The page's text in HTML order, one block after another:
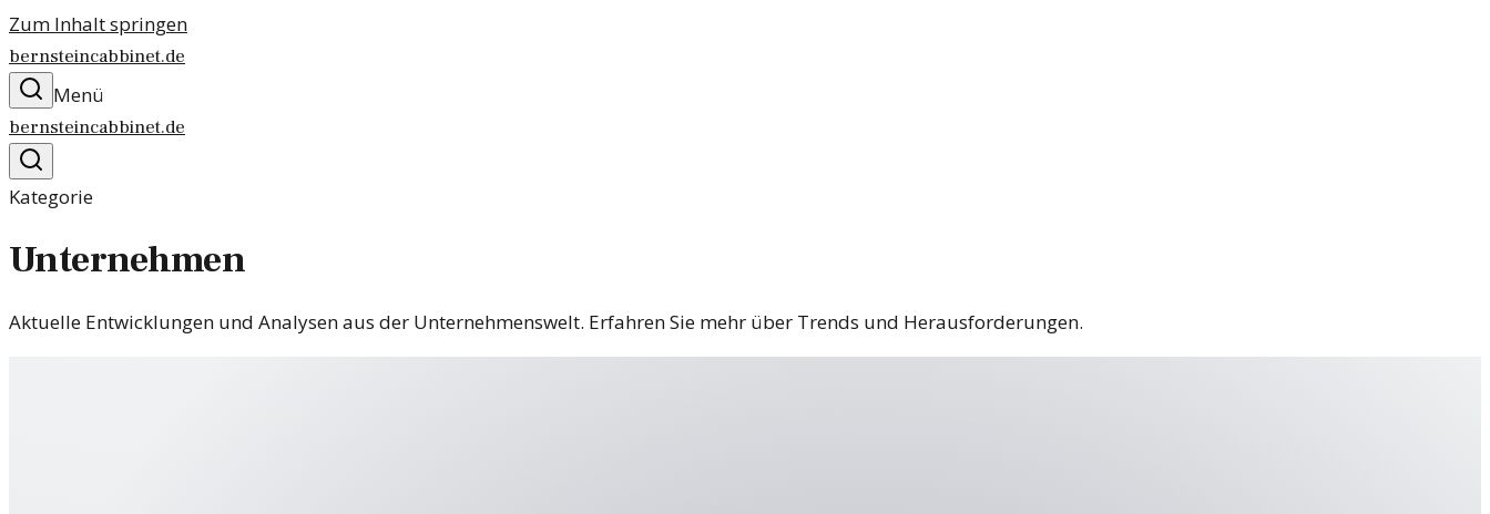
Zum Inhalt springen
bernsteincabbinet.de
Menü
bernsteincabbinet.de
Kategorie
Unternehmen
Aktuelle Entwicklungen und Analysen aus der Unternehmenswelt. Erfahren Sie mehr über Trends und Herausforderungen.